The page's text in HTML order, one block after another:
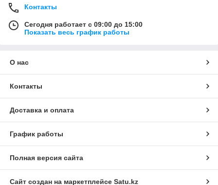
Контакты
Сегодня работает с 09:00 до 15:00
Показать весь график работы
О нас
Контакты
Доставка и оплата
График работы
Полная версия сайта
Сайт создан на маркетплейсе Satu.kz